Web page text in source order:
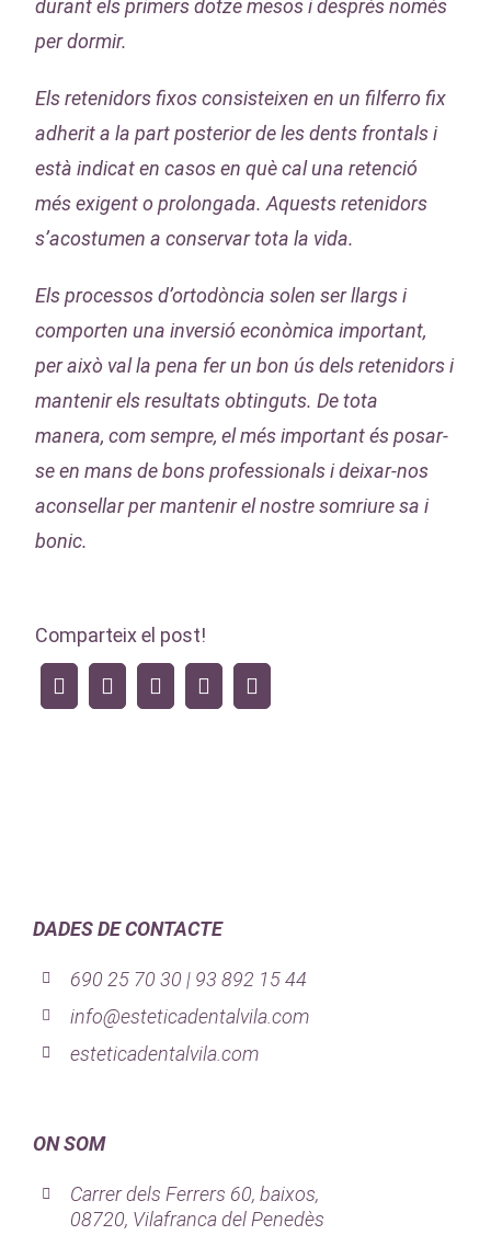
durant els primers dotze mesos i després només
per dormir.
Els retenidors fixos consisteixen en un filferro fix
adherit a la part posterior de les dents frontals i
està indicat en casos en què cal una retenció
més exigent o prolongada. Aquests retenidors
s’acostumen a conservar tota la vida.
Els processos d’ortodòncia solen ser llargs i
comporten una inversió econòmica important,
per això val la pena fer un bon ús dels retenidors i
mantenir els resultats obtinguts. De tota
manera, com sempre, el més important és posar-
se en mans de bons professionals i deixar-nos
aconsellar per mantenir el nostre somriure sa i
bonic.
Comparteix el post!
DADES DE CONTACTE
690 25 70 30 | 93 892 15 44
info@esteticadentalvila.com
esteticadentalvila.com
ON SOM
Carrer dels Ferrers 60, baixos,
08720, Vilafranca del Penedès